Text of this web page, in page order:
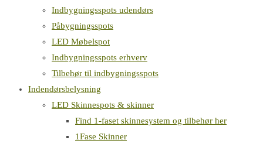
Indbygningsspots udendørs
Påbygningsspots
LED Møbelspot
Indbygningsspots erhverv
Tilbehør til indbygningsspots
Indendørsbelysning
LED Skinnespots & skinner
Find 1-faset skinnesystem og tilbehør her
1Fase Skinner